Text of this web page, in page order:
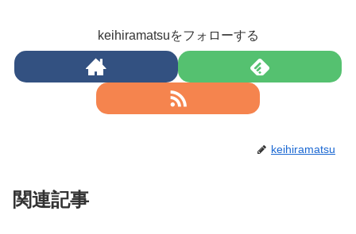
keihiramatsuをフォローする
keihiramatsu
関連記事